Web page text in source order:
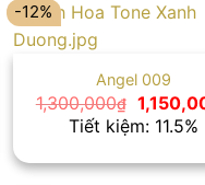
-12%
Angel 009
1,300,000₫
Giá
gốc
là:
Tiết kiệm: 11.5%